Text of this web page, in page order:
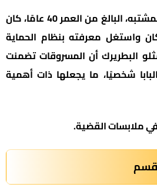
ووفقًا للتحقيقات، فإن المشتبه، البالغ من العمر 40 عامًا، كان
واستغل معرفته بنظام الحماية
البطريرك أن المسروقات تضمنت
شخصيًا، ما يجعلها ذات أهمية
ملابسات القضية.